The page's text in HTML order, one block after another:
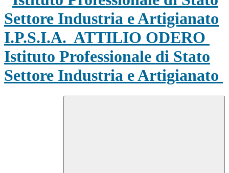
I.P.S.I.A. ATTILIO ODERO
Istituto Professionale di Stato
Settore Industria e Artigianato